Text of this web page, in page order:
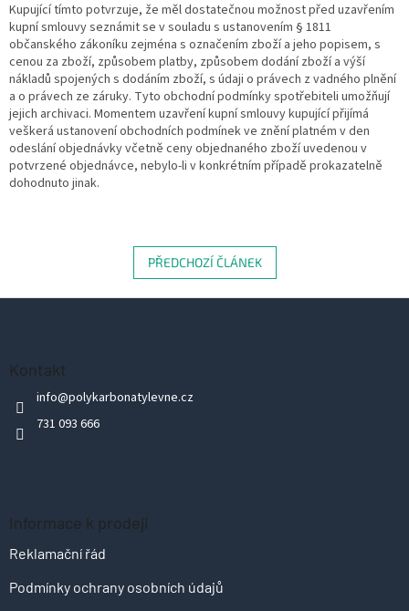
Kupující tímto potvrzuje, že měl dostatečnou možnost před uzavřením
kupní smlouvy seznámit se v souladu s ustanovením § 1811
občanského zákoníku zejména s označením zboží a jeho popisem, s
cenou za zboží, způsobem platby, způsobem dodání zboží a výší
nákladů spojených s dodáním zboží, s údaji o právech z vadného plnění
a o právech ze záruky. Tyto obchodní podmínky spotřebiteli umožňují
jejich archivaci. Momentem uzavření kupní smlouvy kupující přijímá
veškerá ustanovení obchodních podmínek ve znění platném v den
odeslání objednávky včetně ceny objednaného zboží uvedenou v
potvrzené objednávce, nebylo-li v konkrétním případě prokazatelně
dohodnuto jinak.
PŘEDCHOZÍ ČLÁNEK
Kontakt
info@polykarbonatylevne.cz
731 093 666
Informace k prodeji
Reklamační řád
Podmínky ochrany osobních údajů